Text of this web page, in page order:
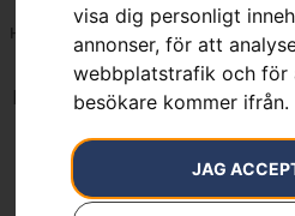
visa dig personligt
annonser, för att
webbplatstrafik och för
besökare kommer ifrån.
JAG
Hem » Sågkedjeolja
Inga resultat.